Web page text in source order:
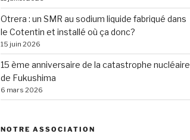
Otrera : un SMR au sodium liquide fabriqué dans
le Cotentin et installé où ça donc?
15 juin 2026
15 ème anniversaire de la catastrophe nucléaire
de Fukushima
6 mars 2026
NOTRE ASSOCIATION